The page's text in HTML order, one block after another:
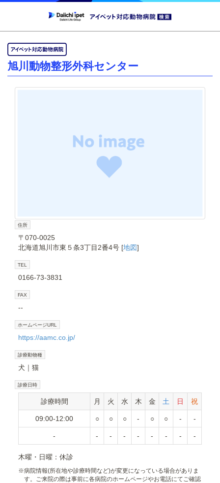
旭川動物整形外科センター
住所
〒070-0025
北海道旭川市東５条3丁目2番4号 [地図]
TEL
0166-73-3831
FAX
--
ホームページURL
https://aamc.co.jp/
診療動物種
犬 猫
診療日時
診療時間 月 火 水 木 金 土 日 祝
09:00-12:00 ○ ○ ○ - ○ ○ - -
- - - - - - - - -
木曜・日曜：休診
※病院情報(所在地や診療時間など)が変更になっている場合がありま
す。ご来院の際は事前に各病院のホームページやお電話にてご確認